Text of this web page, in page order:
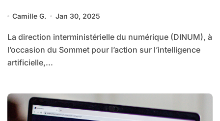
Camille G. Jan 30, 2025
La direction interministérielle du numérique (DINUM), à
l’occasion du Sommet pour l’action sur l’intelligence
artificielle,...